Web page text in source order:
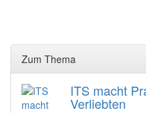
Zum Thema
ITS macht
Verliebten